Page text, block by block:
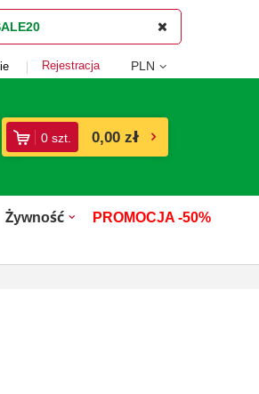
Rejestracja PLN
0 szt. 0,00 zł
Żywność
PROMOCJA -50%